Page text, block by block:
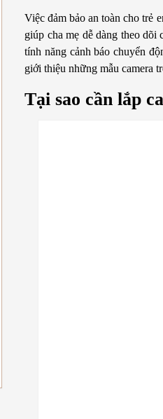
Việc đảm bảo an toàn cho trẻ
giúp cha mẹ dễ dàng theo
tính năng cảnh báo chuyển
giới thiệu những mẫu camera
Tại sao cần lắp